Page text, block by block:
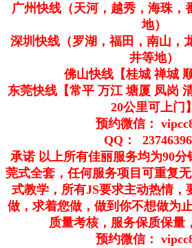
广州快线（天河，越秀，海珠，
地）
深圳快线（罗湖，福田，南山，
井等地）
佛山快线【桂城 禅城
东莞快线【常平 万江 塘厦 凤岗
20公里可上门】
预约微信：
QQ：
承诺 以上所有佳丽服务均为90
莞式全套，任何服务项目可重复
式教学，所有JS要求主动热情，
做，求着您做，做到你不想做为
质量考核，服务保质保量
预约微信：